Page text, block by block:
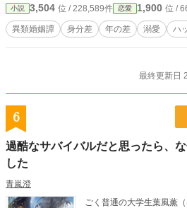
小説 3,504 位 / 228,589件 恋愛 1,900 位 /
異類婚姻譚 身分差 年の差 溺愛 ハ
最終更新日
6
過酷なサバイバルだと思ったら、
した
青嵐澄
ごく普通の大学生葉風薫